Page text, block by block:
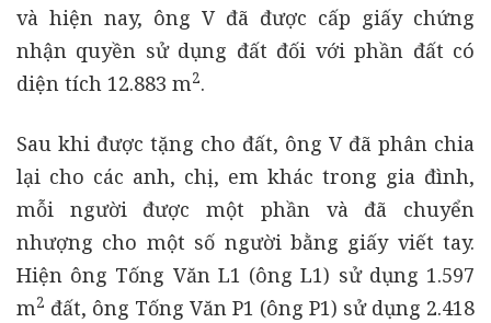
và hiện nay, ông V đã được cấp giấy chứng
nhận quyền sử dụng đất đối với phần đất có
diện tích 12.883 m2.
Sau khi được tặng cho đất, ông V đã phân chia
lại cho các anh, chị, em khác trong gia đình,
mỗi người được một phần và đã chuyển
nhượng cho một số người bằng giấy viết tay.
Hiện ông Tống Văn L1 (ông L1) sử dụng 1.597
m2 đất, ông Tống Văn P1 (ông P1) sử dụng 2.418